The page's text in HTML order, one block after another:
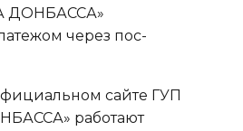
ДОНБАССА»
через пос-
сайте ГУП
работают